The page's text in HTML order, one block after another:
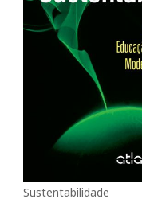
Sustentabilidade